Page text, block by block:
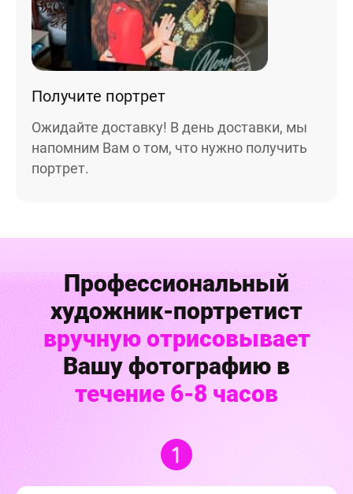
Получите портрет
Ожидайте доставку! В день доставки, мы
напомним Вам о том, что нужно получить
портрет.
Профессиональный
художник-портретист
вручную отрисовывает
Вашу фотографию в
течение 6-8 часов